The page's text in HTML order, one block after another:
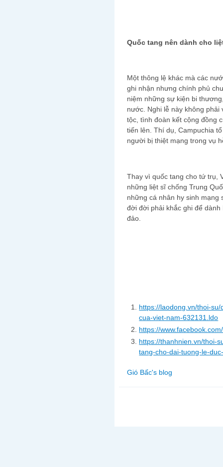
Quốc tang nên dành cho
Một thông lệ khác mà các
ghi nhận nhưng chính phủ
niệm những sự kiện bi
nước. Nghi lễ này không
tộc, tình đoàn kết cộng đồng
tiến lên. Thí dụ, Campuchia
người bị thiệt mạng trong vụ
Thay vì quốc tang cho tứ trụ,
những liệt sĩ chống Trung
những cá nhân hy sinh mạng
đời đời phải khắc ghi để
đảo.
https://laodong.vn/thoi-
cua-viet-nam-632131.ldo
https://
https://thanhnien.vn/thoi-
tang-cho-dai-tuong-le-
Gió Bấc's blog